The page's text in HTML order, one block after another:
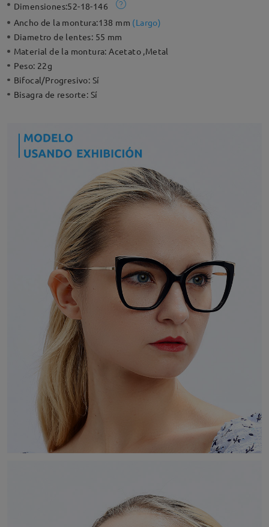
Dimensiones:52-18-146
Ancho de la montura:138 mm (Largo)
Diametro de lentes: 55 mm
Material de la montura:Acetato ,Metal
Peso: 22g
Bifocal/Progresivo: Sí
Bisagra de resorte: Sí